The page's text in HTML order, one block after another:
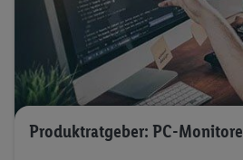
Produktratgeber: PC-Monitore